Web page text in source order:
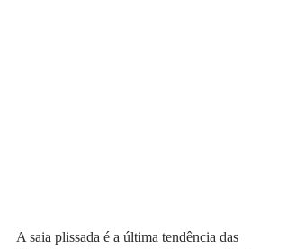
A saia plissada é a última tendência das